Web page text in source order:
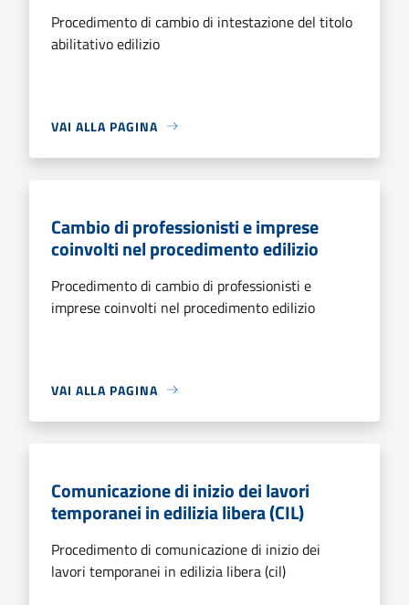
Procedimento di cambio di intestazione del titolo
abilitativo edilizio
VAI ALLA PAGINA
Cambio di professionisti e imprese
coinvolti nel procedimento edilizio
Procedimento di cambio di professionisti e
imprese coinvolti nel procedimento edilizio
VAI ALLA PAGINA
Comunicazione di inizio dei lavori
temporanei in edilizia libera (CIL)
Procedimento di comunicazione di inizio dei
lavori temporanei in edilizia libera (cil)